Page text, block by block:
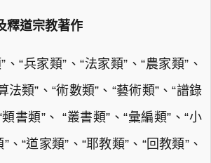
釋道宗教著作
“兵家類”、“法家類”、“農家類”、
法類”、“術數類”、“藝術類”、“譜錄
書類”、 “叢書類”、“彙編類”、“小
、“道家類”、“耶教類”、“回教類”、